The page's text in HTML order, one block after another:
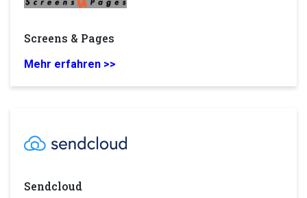
Screens & Pages
Mehr erfahren >>
Sendcloud